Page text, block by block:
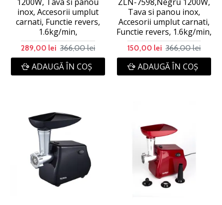
inox, Accesorii umplut
carnati, Functie revers,
1.6kg/min,
289,00 lei 366,00 lei
ADAUGĂ ÎN COŞ
Tava si panou inox,
Accesorii umplut carnati,
Functie revers, 1.6kg/min,
150,00 lei 366,00 lei
ADAUGĂ ÎN COŞ